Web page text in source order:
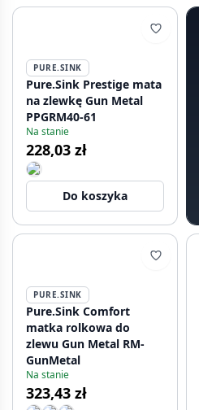
PURE.SINK
Pure.Sink Prestige mata
na zlewkę Gun Metal
PPGRM40-61
Na stanie
228,03 zł
Do koszyka
PURE.SINK
Pure.Sink Comfort
matka rolkowa do
zlewu Gun Metal RM-
GunMetal
Na stanie
323,43 zł